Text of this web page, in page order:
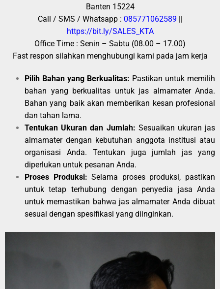
Banten 15224
Call / SMS / Whatsapp : 085771062589 ||
https://bit.ly/SALES_KTA
Office Time : Senin – Sabtu (08.00 – 17.00)
Fast respon silahkan menghubungi kami pada jam kerja
Pilih Bahan yang Berkualitas: Pastikan untuk memilih
bahan yang berkualitas untuk jas almamater Anda.
Bahan yang baik akan memberikan kesan profesional
dan tahan lama.
Tentukan Ukuran dan Jumlah: Sesuaikan ukuran jas
almamater dengan kebutuhan anggota institusi atau
organisasi Anda. Tentukan juga jumlah jas yang
diperlukan untuk pesanan Anda.
Proses Produksi: Selama proses produksi, pastikan
untuk tetap terhubung dengan penyedia jasa Anda
untuk memastikan bahwa jas almamater Anda dibuat
sesuai dengan spesifikasi yang diinginkan.